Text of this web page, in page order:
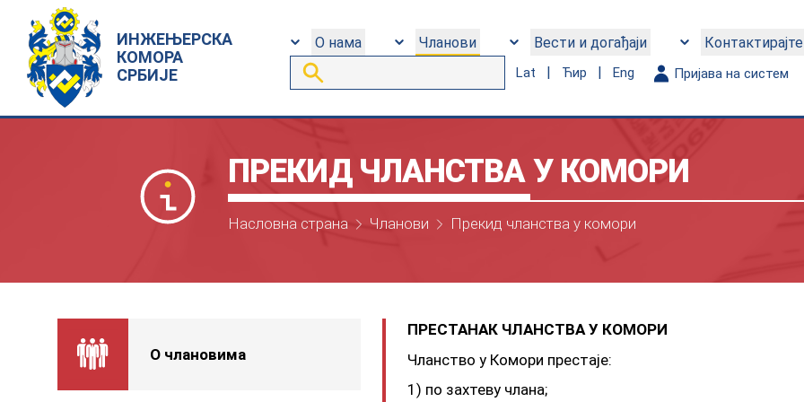
ИНЖЕЊЕРСКА
КОМОРА
СРБИЈЕ
О нама Чланови Вести и догађаји
Lat | Ћир | Eng Пријава на систем
ПРЕКИД ЧЛАНСТВА У КОМОРИ
Насловна страна Чланови Прекид чланства у комори
О члановима
ПРЕСТАНАК ЧЛАНСТВА У КОМОРИ
Чланство у Комори престаје:
1) по захтеву члана;